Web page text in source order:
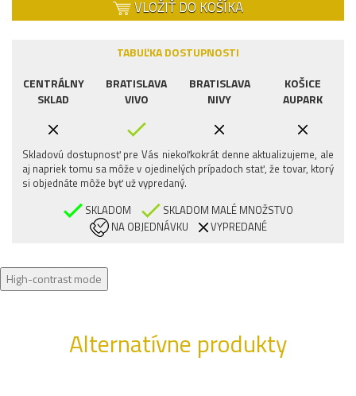
VLOŽIŤ DO KOŠÍKA
TABUĽKA DOSTUPNOSTI
CENTRÁLNY
SKLAD
BRATISLAVA
VIVO
BRATISLAVA
NIVY
KOŠICE
AUPARK
Skladovú dostupnosť pre Vás niekoľkokrát denne aktualizujeme, ale
aj napriek tomu sa môže v ojedinelých prípadoch stať, že tovar, ktorý
si objednáte môže byť už vypredaný.
SKLADOM
SKLADOM MALÉ MNOŽSTVO
NA OBJEDNÁVKU
VYPREDANÉ
High-contrast mode
Alternatívne produkty